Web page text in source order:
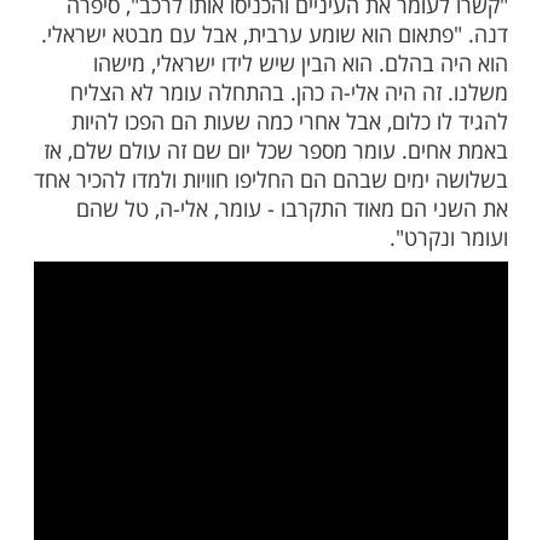
טוב, מלכי, סיפר בראיון לוואינט:
לו פיתות, אבל באיזשהו שלב הוא קיבל
המים שקיבל היו מלוחים, לא ראויים
היה מאוד קשה. הוא מספר שבכמה הימים
היה לו קשה מאוד נפשית ופיזית להחזיק".
את זה ככה, אבל תנסו לדמיין מה זה
בלי אור, בלי אוויר, מעט מאוד אוכל, תלוי